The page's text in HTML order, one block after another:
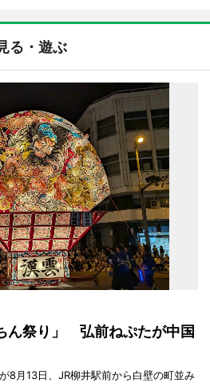
る・遊ぶ
ん祭り」 弘前ねぷたが中国
8月13日、JR柳井駅前から白壁の町並み